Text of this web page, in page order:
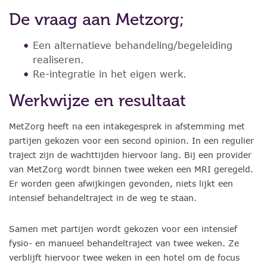
De vraag aan Metzorg;
Een alternatieve behandeling/begeleiding
realiseren.
Re-integratie in het eigen werk.
Werkwijze en resultaat
MetZorg heeft na een intakegesprek in afstemming met
partijen gekozen voor een second opinion. In een regulier
traject zijn de wachttijden hiervoor lang. Bij een provider
van MetZorg wordt binnen twee weken een MRI geregeld.
Er worden geen afwijkingen gevonden, niets lijkt een
intensief behandeltraject in de weg te staan.
Samen met partijen wordt gekozen voor een intensief
fysio- en manueel behandeltraject van twee weken. Ze
verblijft hiervoor twee weken in een hotel om de focus